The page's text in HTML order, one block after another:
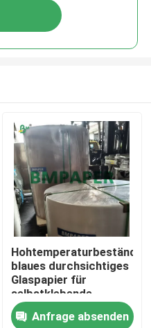
blaues durchsichtiges
Glaspapier für
selbstklebende
Etiketten
Anfrage absenden